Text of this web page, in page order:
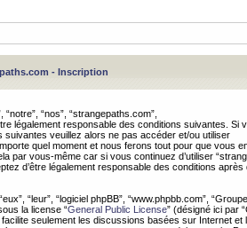
- Inscription
“nos”, “strangepaths.com”,
légalement responsable des conditions suivantes. Si
suivantes veuillez alors ne pas accéder et/ou utiliser
quel moment et nous ferons tout pour que vous
par vous-même car si vous continuez d’utiliser
d’être légalement responsable des conditions après
“leur”, “logiciel phpBB”, “www.phpbb.com”, “Groupe
la license “General Public License” (désigné ici par
facilite seulement les discussions basées sur Internet et